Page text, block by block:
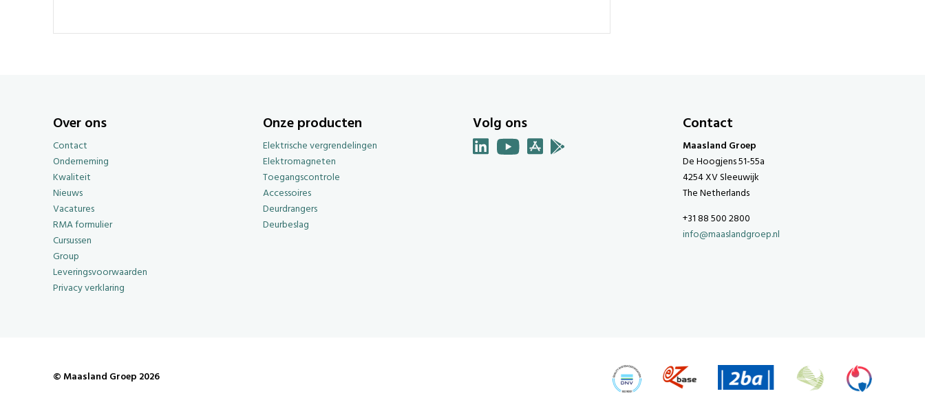
Over ons
Contact
Onderneming
Kwaliteit
Nieuws
Vacatures
RMA formulier
Cursussen
Group
Leveringsvoorwaarden
Privacy verklaring
Onze producten
Elektrische vergrendelingen
Elektromagneten
Toegangscontrole
Accessoires
Deurdrangers
Deurbeslag
Volg ons Contact
Maasland Groep
De Hoogjens 51-55a
4254 XV Sleeuwijk
The Netherlands
+31 88 500 2800
info@maaslandgroep.nl
© Maasland Groep 2026